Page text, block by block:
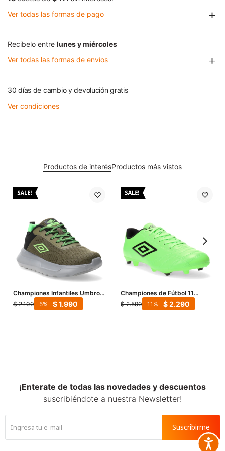
Ver todas las formas de pago
Recibelo entre lunes y miércoles
Ver todas las formas de envíos
30 días de cambio y devolución gratis
Ver condiciones
Productos de interésProductos más vistos
Championes Infantiles Umbro
Basam Junior - Verde - Negro
$ 2.100 $1.990
5
Championes de Fútbol 11
Hombre Umbro Classico II HG -
Verde - Negro
$ 2.590 $2.290
11
¡Enterate de todas las novedades y descuentos
suscribiéndote a nuestra Newsletter!
Suscribirme